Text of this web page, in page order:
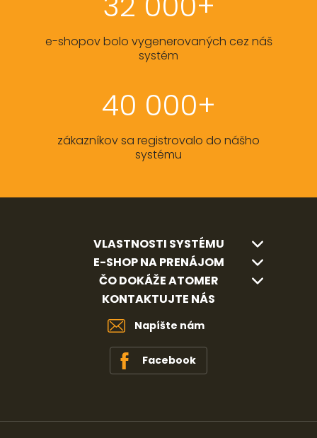
e-shopov bolo vygenerovaných cez náš
systém
40 000+
zákazníkov sa registrovalo do nášho
systému
VLASTNOSTI SYSTÉMU
E-SHOP NA PRENÁJOM
ČO DOKÁŽE ATOMER
KONTAKTUJTE NÁS
Napíšte nám
Facebook